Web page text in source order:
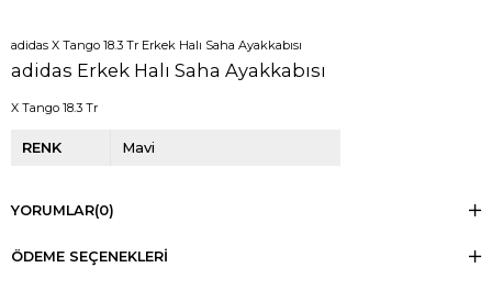
adidas X Tango 18.3 Tr Erkek Halı Saha Ayakkabısı
adidas Erkek Halı Saha Ayakkabısı
X Tango 18.3 Tr
RENK Mavi
YORUMLAR(0)
ÖDEME SEÇENEKLERI